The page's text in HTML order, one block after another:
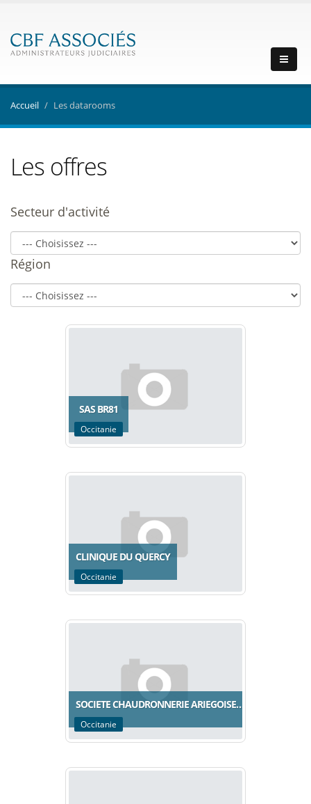
Accueil Les datarooms
Les offres
Secteur d'activité
Région
SAS BR81
Occitanie
CLINIQUE DU QUERCY
Occitanie
SOCIETE CHAUDRONNERIE ARIEGOISE…
Occitanie